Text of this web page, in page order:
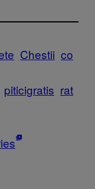
Chestii co
piticigratis rat